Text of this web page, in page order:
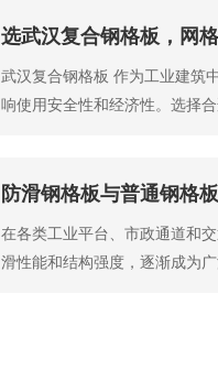
选武汉复合钢格板，网
武汉复合钢格板 作为工业建筑
响使用安全性和经济性。选择
防滑钢格板与普通钢格
在各类工业平台、市政通道和
滑性能和结构强度，逐渐成为